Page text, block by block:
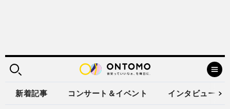
新着記事 コンサート＆イベント インタビュー